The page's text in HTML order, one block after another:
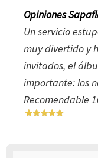
Opiniones
Un servicio
muy divertido y
invitados, el
importante: los
Recomendable